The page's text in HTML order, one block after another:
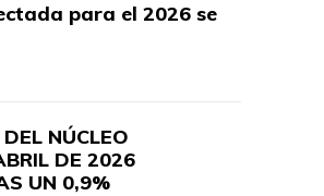
para el 2026 se
NÚCLEO
DE 2026
UN 0,9%